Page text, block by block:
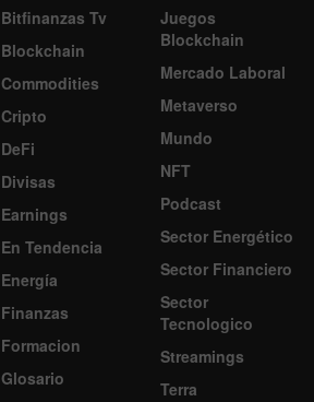
Bitfinanzas Tv
Blockchain
Commodities
Cripto
DeFi
Divisas
Earnings
En Tendencia
Energía
Finanzas
Formacion
Glosario
Juegos
Blockchain
Mercado Laboral
Metaverso
Mundo
NFT
Podcast
Sector Energético
Sector Financiero
Sector
Tecnologico
Streamings
Terra